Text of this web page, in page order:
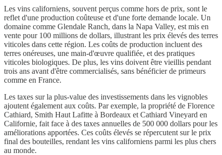
Les vins californiens, souvent perçus comme hors de prix, sont le
reflet d'une production coûteuse et d'une forte demande locale. Un
domaine comme Glendale Ranch, dans la Napa Valley, est mis en
vente pour 100 millions de dollars, illustrant les prix élevés des terres
viticoles dans cette région. Les coûts de production incluent des
terres onéreuses, une main-d'œuvre qualifiée, et des pratiques
viticoles biologiques. De plus, les vins doivent être vieillis pendant
trois ans avant d'être commercialisés, sans bénéficier de primeurs
comme en France.
Les taxes sur la plus-value des investissements dans les vignobles
ajoutent également aux coûts. Par exemple, la propriété de Florence
Cathiard, Smith Haut Lafitte à Bordeaux et Cathiard Vineyard en
Californie, fait face à des taxes annuelles de 500 000 dollars pour les
améliorations apportées. Ces coûts élevés se répercutent sur le prix
final des bouteilles, rendant les vins californiens parmi les plus chers
au monde.